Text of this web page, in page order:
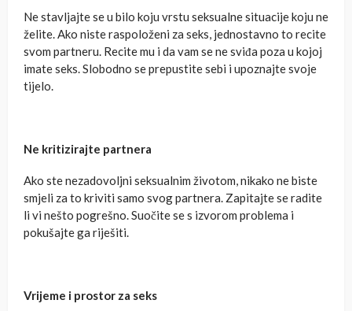
Ne stavljajte se u bilo koju vrstu seksualne situacije koju ne
želite. Ako niste raspoloženi za seks, jednostavno to recite
svom partneru. Recite mu i da vam se ne sviđa poza u kojoj
imate seks. Slobodno se prepustite sebi i upoznajte svoje
tijelo.
Ne kritizirajte partnera
Ako ste nezadovoljni seksualnim životom, nikako ne biste
smjeli za to kriviti samo svog partnera. Zapitajte se radite
li vi nešto pogrešno. Suočite se s izvorom problema i
pokušajte ga riješiti.
Vrijeme i prostor za seks